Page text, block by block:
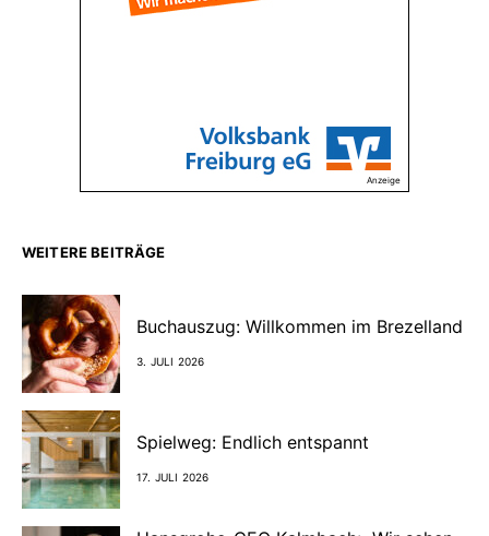
Anzeige
WEITERE BEITRÄGE
Buchauszug: Willkommen im Brezelland
3. JULI 2026
Spielweg: Endlich entspannt
17. JULI 2026